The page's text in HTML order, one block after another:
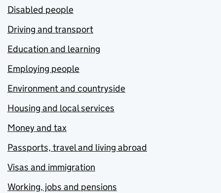
Disabled people
Driving and transport
Education and learning
Employing people
Environment and countryside
Housing and local services
Money and tax
Passports, travel and living abroad
Visas and immigration
Working, jobs and pensions